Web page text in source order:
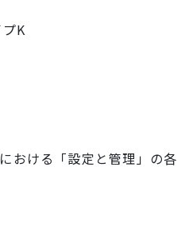
K
おける「設定と管理」の各